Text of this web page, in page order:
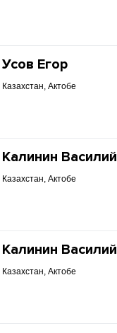
Усов Егор
Казахстан, Актобе
Калинин Василий
Казахстан, Актобе
Калинин Василий
Казахстан, Актобе